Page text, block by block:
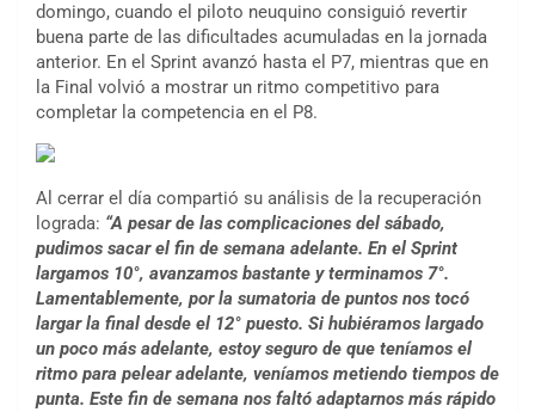
domingo, cuando el piloto neuquino consiguió revertir
buena parte de las dificultades acumuladas en la jornada
anterior. En el Sprint avanzó hasta el P7, mientras que en
la Final volvió a mostrar un ritmo competitivo para
completar la competencia en el P8.
Al cerrar el día compartió su análisis de la recuperación
lograda: “A pesar de las complicaciones del sábado,
pudimos sacar el fin de semana adelante. En el Sprint
largamos 10°, avanzamos bastante y terminamos 7°.
Lamentablemente, por la sumatoria de puntos nos tocó
largar la final desde el 12° puesto. Si hubiéramos largado
un poco más adelante, estoy seguro de que teníamos el
ritmo para pelear adelante, veníamos metiendo tiempos de
punta. Este fin de semana nos faltó adaptarnos más rápido